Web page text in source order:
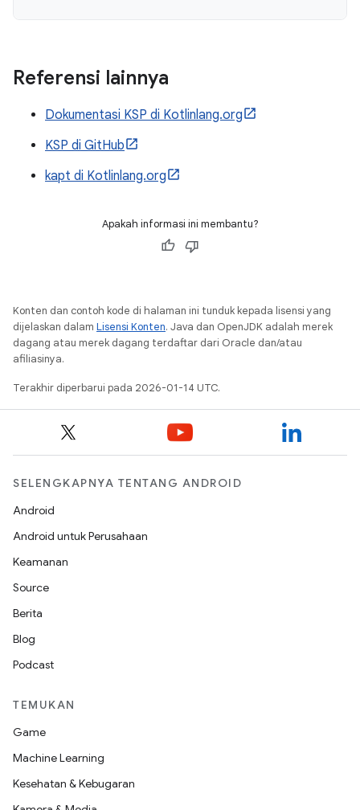
Referensi lainnya
Dokumentasi KSP di Kotlinlang.org
KSP di GitHub
kapt di Kotlinlang.org
Apakah informasi ini membantu?
Konten dan contoh kode di halaman ini tunduk kepada lisensi yang
dijelaskan dalam Lisensi Konten. Java dan OpenJDK adalah merek
dagang atau merek dagang terdaftar dari Oracle dan/atau
afiliasinya.
Terakhir diperbarui pada 2026-01-14 UTC.
SELENGKAPNYA TENTANG ANDROID
Android
Android untuk Perusahaan
Keamanan
Source
Berita
Blog
Podcast
TEMUKAN
Game
Machine Learning
Kesehatan & Kebugaran